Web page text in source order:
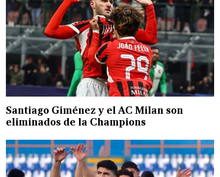
Santiago Giménez y el AC Milan son
eliminados de la Champions